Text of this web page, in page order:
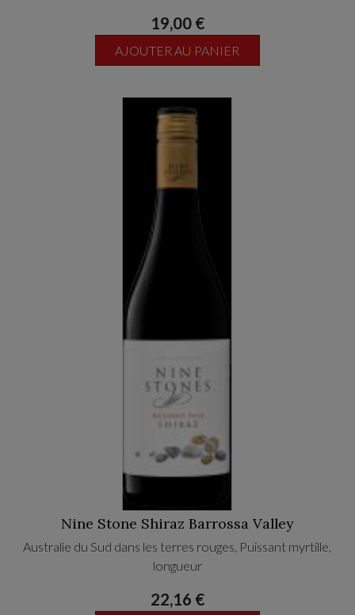
19,00 €
AJOUTER AU PANIER
Nine Stone Shiraz Barrossa Valley
Australie du Sud dans les terres rouges, Puissant myrtille,
longueur
22,16 €